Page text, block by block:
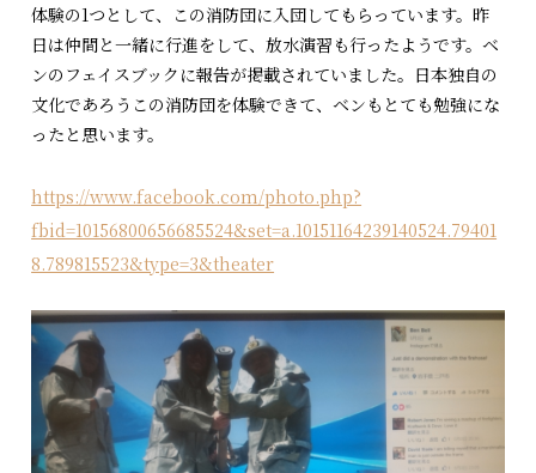
体験の1つとして、この消防団に入団してもらっています。昨
日は仲間と一緒に行進をして、放水演習も行ったようです。ベ
ンのフェイスブックに報告が掲載されていました。日本独自の
文化であろうこの消防団を体験できて、ベンもとても勉強にな
ったと思います。
https://www.facebook.com/photo.php?
fbid=10156800656685524&set=a.10151164239140524.79401
8.789815523&type=3&theater